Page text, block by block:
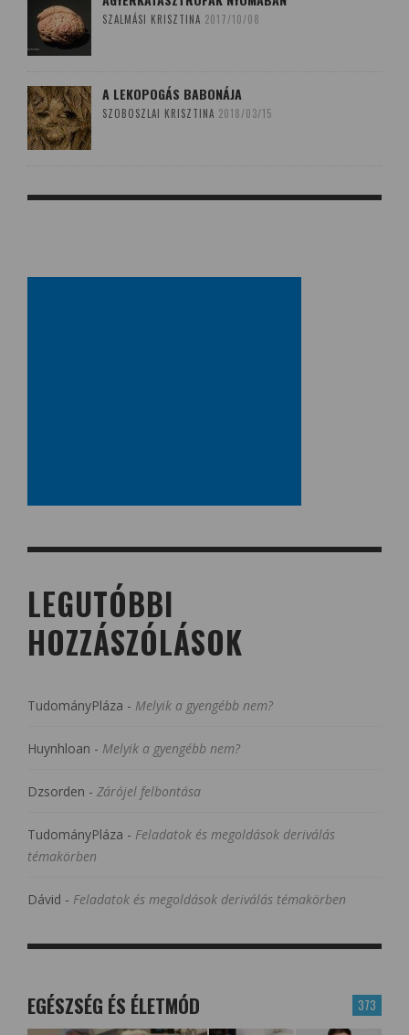
SZALMÁSI KRISZTINA 2017/10/08
A LEKOPOGÁS BABONÁJA
SZOBOSZLAI KRISZTINA 2018/03/15
LEGUTÓBBI
HOZZÁSZÓLÁSOK
TudományPláza - Melyik a gyengébb nem?
Huynhloan - Melyik a gyengébb nem?
Dzsorden - Zárójel felbontása
TudományPláza - Feladatok és megoldások deriválás
témakörben
Dávid - Feladatok és megoldások deriválás témakörben
373
EGÉSZSÉG ÉS ÉLETMÓD